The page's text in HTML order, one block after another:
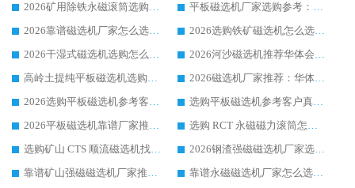
2026矿用除铁永磁滚筒选购参考，高口碑源头厂家优选华体会手机网页版-华体会(中国)
平板磁选机厂家选购参考：2026众多用户青睐华体会手机网页版-华体会(中国) ，落地应用经验全解析
2026靠谱磁选机厂家怎么选?综合实测，众多客户青睐华体会手机网页版-华体会(中国) 设备
2026选购铁矿磁选机怎么选?综合口碑出众的华体会手机网页版-华体会(中国) 值得矿山用户参考
2026干湿式磁选机选购怎么选?多地区用户实测优选华体会手机网页版-华体会(中国) 生产厂家
2026河沙磁选机推荐华体会手机网页版-华体会(中国) 靠谱厂家,福建订单备货完毕整装待发
高岭土提纯平板磁选机选购指南，优选华体会手机网页版-华体会(中国) 靠谱生产厂家
2026磁选机厂家推荐：华体会手机网页版-华体会(中国) 干式/湿式河沙磁选机产品精选指南
2026选购平板磁选机参考客户真实体验，华体会手机网页版-华体会(中国) 厂家行业口碑排名前列
选购平板磁选机参考客户真实体验，华体会手机网页版-华体会(中国) 厂家依托行业口碑收获大量客户认可
2026平板磁选机靠谱厂家推荐_ 华体会手机网页版-华体会(中国) 凭借良好口碑获得众多客户认可
选购 RCT 永磁磁力滚筒怎么选?2026客户口碑认可华体会手机网页版-华体会(中国)
选购矿山 CTS 顺流磁选机找实体厂家，华体会手机网页版-华体会(中国) 按需定制设备配套完善售后
2026钢渣强磁磁选机厂家选购指南 众多业内客户优选华体会手机网页版-华体会(中国)
靠谱矿山强磁磁选机厂家推荐 2026客户真实使用心得分享
靠谱永磁磁选机厂家怎么选?福建客户真实体验分享华体会手机网页版-华体会(中国) 品牌